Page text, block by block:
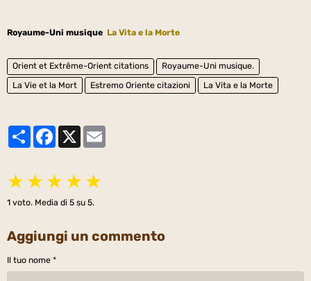
Royaume-Uni musique La Vita e la Morte
Orient et Extrême-Orient citations
Royaume-Uni musique.
La Vie et la Mort
Estremo Oriente citazioni La Vita e la Morte
PartagerFacebook
X
★ ★ ★ ★ ★
1 voto. Media di 5 su 5.
Aggiungi un commento
Il tuo nome